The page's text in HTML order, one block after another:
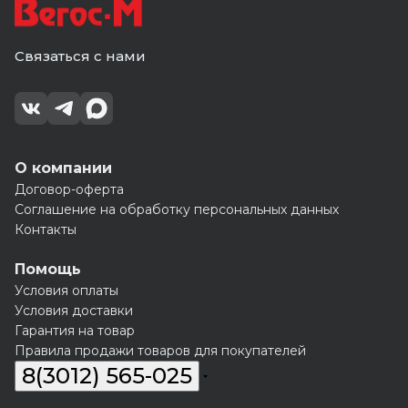
Связаться с нами
О компании
Договор-оферта
Соглашение на обработку персональных данных
Контакты
Помощь
Условия оплаты
Условия доставки
Гарантия на товар
Правила продажи товаров для покупателей
8(3012) 565-025